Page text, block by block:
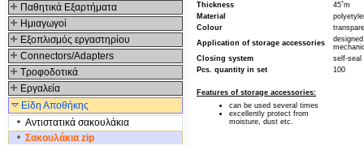
Παθητικά Εξαρτήματα
Hμιαγωγοί
Εξοπλισμός εργαστηρίου
Connectors/Adapters
Τροφοδοτικά
Εργαλεία
Είδη Αποθήκης
Αντιστατικά σακουλάκια
Σακουλάκια zip
Thickness
45΅m
Material
Colour
Application of storage accessories
Closing system
self-seal
Pcs. quantity in set
100
Features of storage accessories:
can be used several times
excellently protect from
moisture, dust etc.